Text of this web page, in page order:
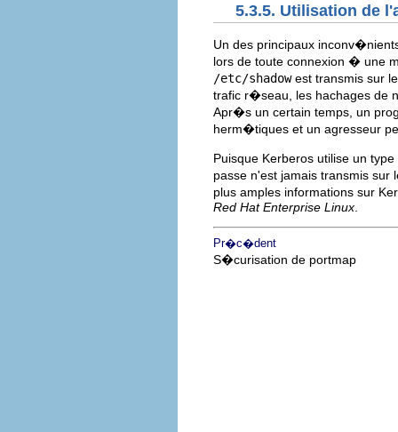
5.3.5. Utilisation de
Un des principaux
lors de toute connexion � une
/etc/shadowest transmis sur
trafic r�seau, les hachages de
Apr�s un certain temps, un
herm�tiques et un agresseur
Puisque Kerberos utilise un
passe n'est jamais transmis
plus amples informations sur
Red Hat Enterprise Linux
Pr�c�dent
S�curisation de portmap